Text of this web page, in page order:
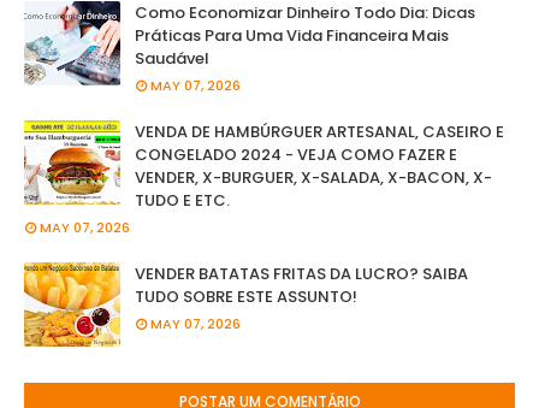
Como Economizar Dinheiro Todo Dia: Dicas
Práticas Para Uma Vida Financeira Mais
Saudável
MAY 07, 2026
VENDA DE HAMBÚRGUER ARTESANAL, CASEIRO E
CONGELADO 2024 - VEJA COMO FAZER E
VENDER, X-BURGUER, X-SALADA, X-BACON, X-
TUDO E ETC.
MAY 07, 2026
VENDER BATATAS FRITAS DA LUCRO? SAIBA
TUDO SOBRE ESTE ASSUNTO!
MAY 07, 2026
POSTAR UM COMENTÁRIO